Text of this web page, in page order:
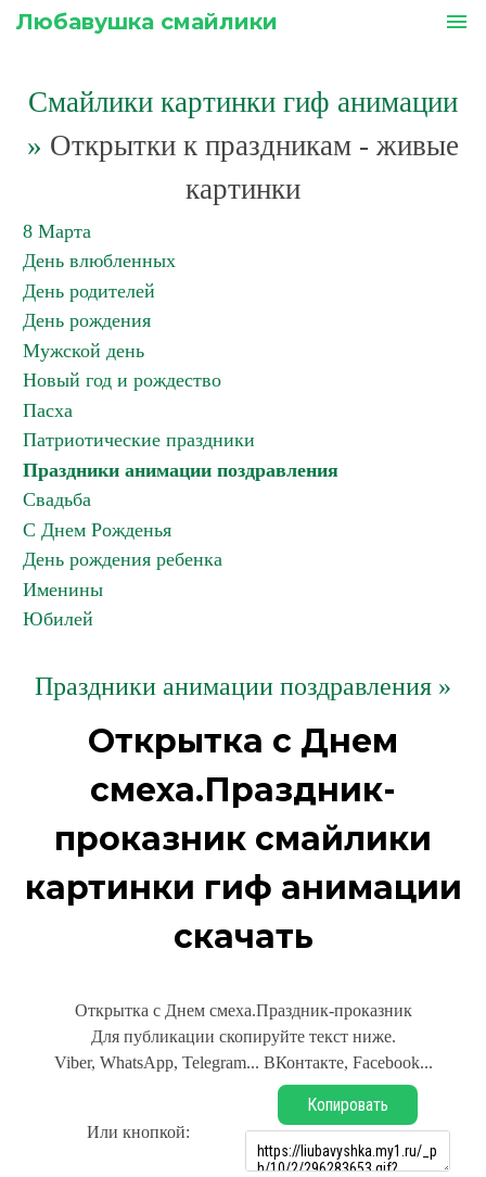
Любавушка смайлики menu
Смайлики картинки гиф анимации
» Открытки к праздникам - живые
картинки
8 Марта
День влюбленных
День родителей
День рождения
Мужской день
Новый год и рождество
Пасха
Патриотические праздники
Праздники анимации поздравления
Свадьба
С Днем Рожденья
День рождения ребенка
Именины
Юбилей
Праздники анимации поздравления »
Открытка с Днем
смеха.Праздник-
проказник смайлики
картинки гиф анимации
скачать
Открытка с Днем смеха.Праздник-проказник
Для публикации скопируйте текст ниже.
Viber, WhatsApp, Telegram... ВКонтакте, Facebook...
Или кнопкой:
Копировать